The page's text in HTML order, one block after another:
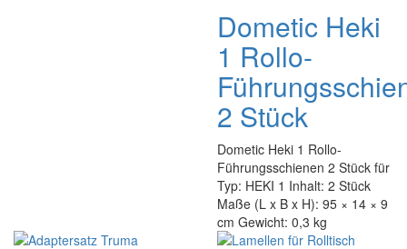
Dometic Heki
1 Rollo-
2 Stück
Dometic Heki 1 Rollo-
Führungsschienen 2 Stück für
Typ: HEKI 1 Inhalt: 2 Stück
Maße (L x B x H): 95 × 14 × 9
cm Gewicht: 0,3 kg